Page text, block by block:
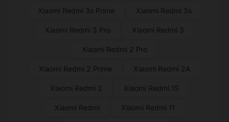
Xiaomi Redmi 3s Prime Xiaomi Redmi 3s
Xiaomi Redmi 3 Pro Xiaomi Redmi 3
Xiaomi Redmi 2 Pro
Xiaomi Redmi 2 Prime Xiaomi Redmi 2A
Xiaomi Redmi 2 Xiaomi Redmi 1S
Xiaomi Redmi Xiaomi Redmi 11